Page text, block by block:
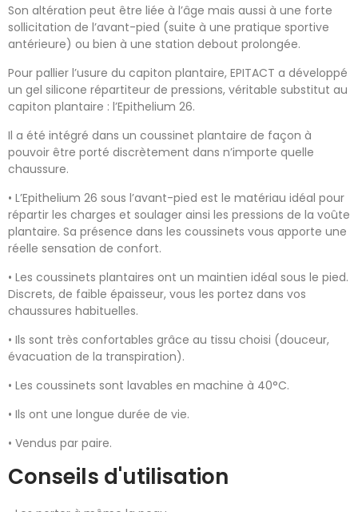
Son altération peut être liée à l’âge mais aussi à une forte
sollicitation de l’avant-pied (suite à une pratique sportive
antérieure) ou bien à une station debout prolongée.
Pour pallier l’usure du capiton plantaire, EPITACT a développé
un gel silicone répartiteur de pressions, véritable substitut au
capiton plantaire : l’Epithelium 26.
Il a été intégré dans un coussinet plantaire de façon à
pouvoir être porté discrètement dans n’importe quelle
chaussure.
• L’Epithelium 26 sous l’avant-pied est le matériau idéal pour
répartir les charges et soulager ainsi les pressions de la voûte
plantaire. Sa présence dans les coussinets vous apporte une
réelle sensation de confort.
• Les coussinets plantaires ont un maintien idéal sous le pied.
Discrets, de faible épaisseur, vous les portez dans vos
chaussures habituelles.
• Ils sont très confortables grâce au tissu choisi (douceur,
évacuation de la transpiration).
• Les coussinets sont lavables en machine à 40°C.
• Ils ont une longue durée de vie.
• Vendus par paire.
Conseils d'utilisation